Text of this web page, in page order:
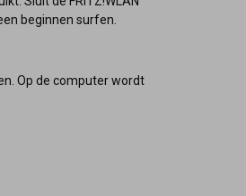
beginnen surfen.
Op de computer wordt